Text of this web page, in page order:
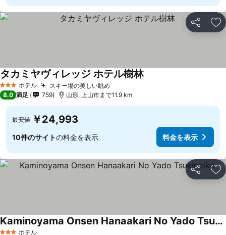
シェア お
3 ホテルのランク
ホテル スキー場の美しい眺め
タカミヤヴィレッジ ホテル樹林
8.0 満足 759 山形, 上山市まで11.9 km
最安値 ￥24,993
10件のサイトの料金を表示 料金を表示
シェア お
ホテル
Kaminoyama Onsen Hanaakari No Yado Tsukinoike